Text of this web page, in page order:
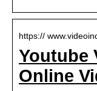
https://
Youtube
Online